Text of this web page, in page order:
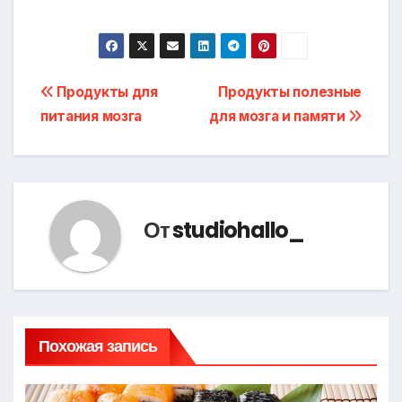
Навигация
по
записям
Продукты полезные
для мозга и памяти
Продукты для
питания мозга
Отstudiohallo_
Похожая запись